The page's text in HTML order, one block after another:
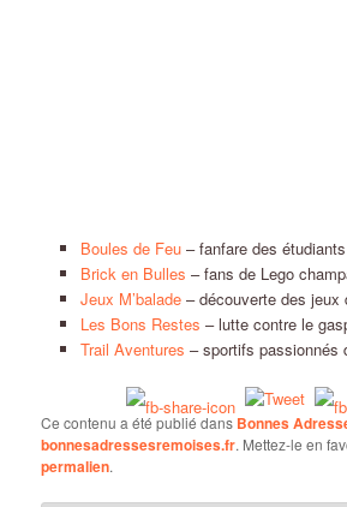
Boules de Feu– fanfare des
Brick en Bulles – fans de Lego
Jeux M’balade– découverte des jeux
Les Bons Restes – lutte contre le
Trail Aventures – sportifs passionnés
Ce contenu a été publié dans Bonnes
bonnesadressesremoises.fr. Mettez-le en
permalien.